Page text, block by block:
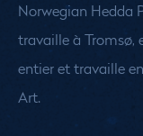
Norwegian Hedda
travaille à Tromsø,
entier et travaille
Art.